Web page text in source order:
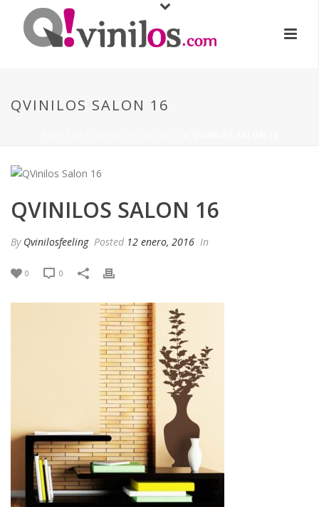
QVINILOS SALON 16
QVINILOS SALON 16
By Qvinilosfeeling Posted 12 enero, 2016 In
0 0